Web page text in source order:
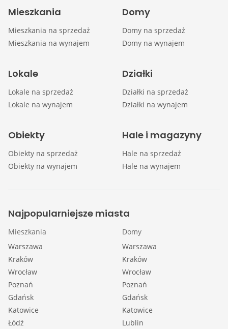
Mieszkania
Mieszkania na sprzedaż
Mieszkania na wynajem
Domy
Domy na sprzedaż
Domy na wynajem
Lokale
Lokale na sprzedaż
Lokale na wynajem
Działki
Działki na sprzedaż
Działki na wynajem
Obiekty
Obiekty na sprzedaż
Obiekty na wynajem
Hale i magazyny
Hale na sprzedaż
Hale na wynajem
Najpopularniejsze miasta
Mieszkania
Warszawa
Kraków
Wrocław
Poznań
Gdańsk
Katowice
Łódź
Domy
Warszawa
Kraków
Wrocław
Poznań
Gdańsk
Katowice
Lublin